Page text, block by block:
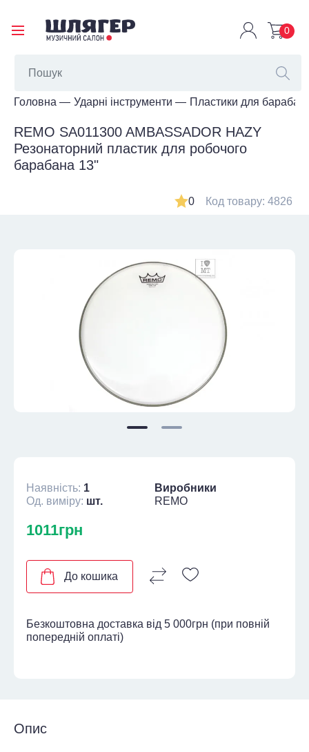
0
Головна Ударні інструменти Пластики для
REMO SA011300 AMBASSADOR HAZY
Резонаторний пластик для робочого
барабана 13"
0 Код товару: 4826
Наявність: 1
Од. виміру: шт.
Виробники
REMO
1011грн
До кошика
Безкоштовна доставка від 5 000грн (при повній
попередній оплаті)
Опис